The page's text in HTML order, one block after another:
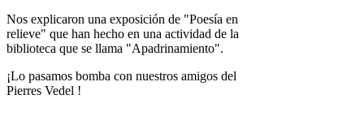
Nos explicaron una exposición de "Poesía en
relieve" que han hecho en una actividad de la
biblioteca que se llama "Apadrinamiento".
¡Lo pasamos bomba con nuestros amigos del
Pierres Vedel !